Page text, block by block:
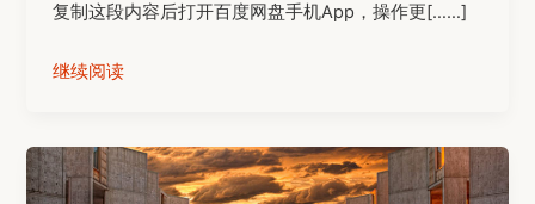
复制这段内容后打开百度网盘手机App，操作更[……]
继续阅读